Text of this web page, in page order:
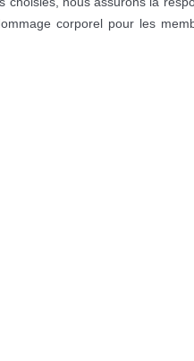
corporel pour les